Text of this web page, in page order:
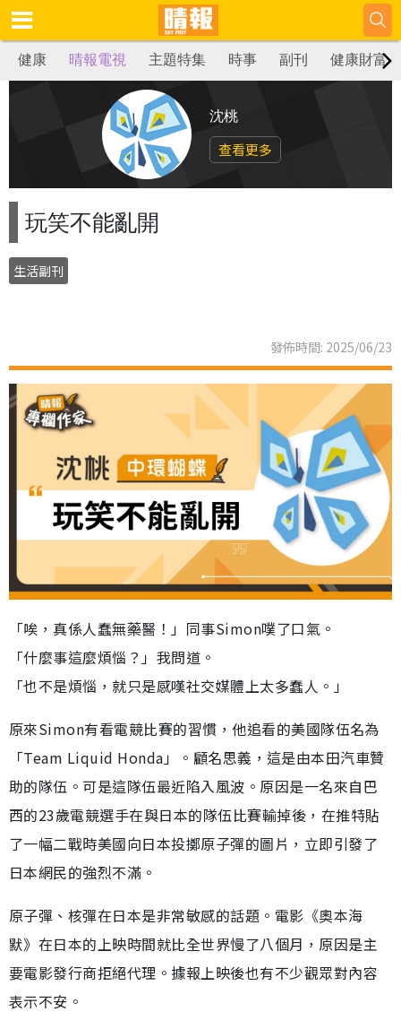
健康 晴報電視 主題特集 時事 副刊 健康財富
沈桃
查看更多
玩笑不能亂開
生活副刊
發佈時間: 2025/06/23
「唉，真係人蠢無藥醫！」同事Simon噗了口氣。
「什麼事這麼煩惱？」我問道。
「也不是煩惱，就只是感嘆社交媒體上太多蠢人。」
原來Simon有看電競比賽的習慣，他追看的美國隊伍名為
「Team Liquid Honda」。顧名思義，這是由本田汽車贊
助的隊伍。可是這隊伍最近陷入風波。原因是一名來自巴
西的23歲電競選手在與日本的隊伍比賽輸掉後，在推特貼
了一幅二戰時美國向日本投擲原子彈的圖片，立即引發了
日本網民的強烈不滿。
原子彈、核彈在日本是非常敏感的話題。電影《奧本海
默》在日本的上映時間就比全世界慢了八個月，原因是主
要電影發行商拒絕代理。據報上映後也有不少觀眾對內容
表示不安。